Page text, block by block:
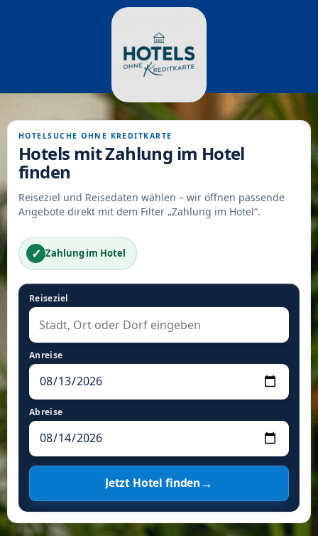
HOTELSUCHE OHNE KREDITKARTE
Hotels mit Zahlung im Hotel
finden
Reiseziel und Reisedaten wählen – wir öffnen passende
Angebote direkt mit dem Filter „Zahlung im Hotel“.
✓ Zahlung im Hotel
Reiseziel
Anreise
Abreise
Jetzt Hotel finden→